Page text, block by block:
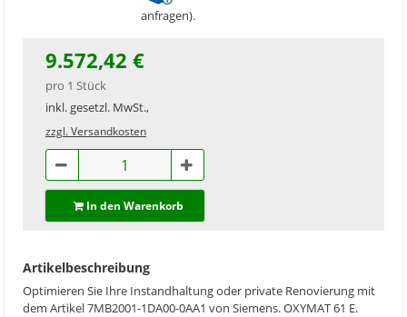
anfragen).
9.572,42 €
pro 1 Stück
inkl. gesetzl. MwSt.,
zzgl. Versandkosten
In den Warenkorb
Artikelbeschreibung
Optimieren Sie Ihre Instandhaltung oder private Renovierung mit
dem Artikel 7MB2001-1DA00-0AA1 von Siemens. OXYMAT 61 E.